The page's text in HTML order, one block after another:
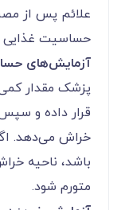
علائم پس از
حساسیت
آزمایش‌های
پزشک مقدار
قرار داده و
خراش می‌دهد.
باشد، ناحیه
متورم شود.